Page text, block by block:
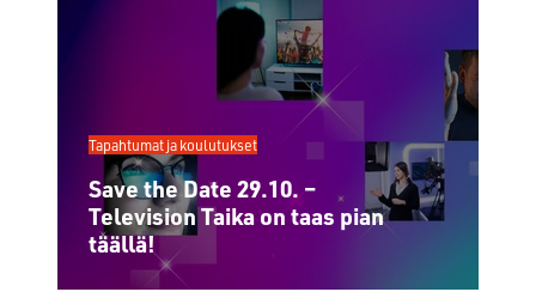
Tapahtumat ja koulutukset
Save the Date 29.10. –
Television Taika on taas pian
täällä!